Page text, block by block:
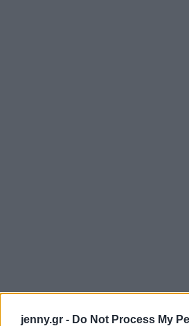
jenny.gr - Do Not Process My